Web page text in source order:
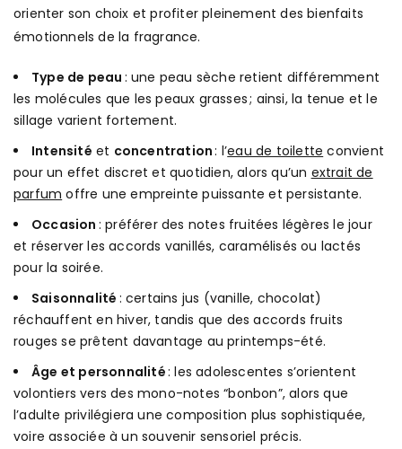
orienter son choix et profiter pleinement des bienfaits
émotionnels de la fragrance.
Type de peau : une peau sèche retient différemment
les molécules que les peaux grasses ; ainsi, la tenue et le
sillage varient fortement.
Intensité et concentration: l’eau de toilette convient
pour un effet discret et quotidien, alors qu’un extrait de
parfum offre une empreinte puissante et persistante.
Occasion : préférer des notes fruitées légères le jour
et réserver les accords vanillés, caramélisés ou lactés
pour la soirée.
Saisonnalité : certains jus (vanille, chocolat)
réchauffent en hiver, tandis que des accords fruits
rouges se prêtent davantage au printemps-été.
Âge et personnalité: les adolescentes s’orientent
volontiers vers des mono-notes “bonbon”, alors que
l’adulte privilégiera une composition plus sophistiquée,
voire associée à un souvenir sensoriel précis.